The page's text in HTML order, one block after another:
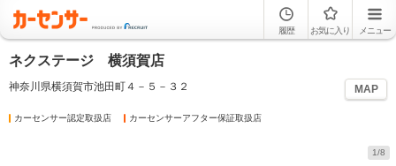
履歴 お気に入り メニュー
ネクステージ 横須賀店
神奈川県横須賀市池田町４－５－３２ MAP
カーセンサー認定取扱店 カーセンサーアフター保証取扱店
1/8